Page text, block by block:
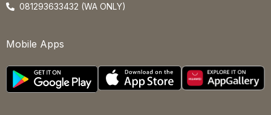
081293633432 (WA ONLY)
Mobile Apps